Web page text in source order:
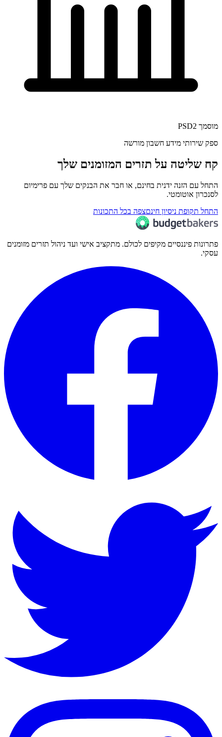
מוסמך PSD2
ספק שירותי מידע חשבון מורשה
קח שליטה על תזרים המזומנים שלך
התחל עם הזנה ידנית בחינם, או חבר את הבנקים שלך עם פרימיום
לסנכרון אוטומטי.
התחל תקופת ניסיון חינםצפה בכל התכונות
פתרונות פיננסיים מקיפים לכולם. מתקציב אישי ועד ניהול תזרים מזומנים
עסקי.